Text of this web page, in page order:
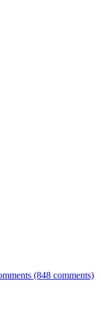
(848 comments)